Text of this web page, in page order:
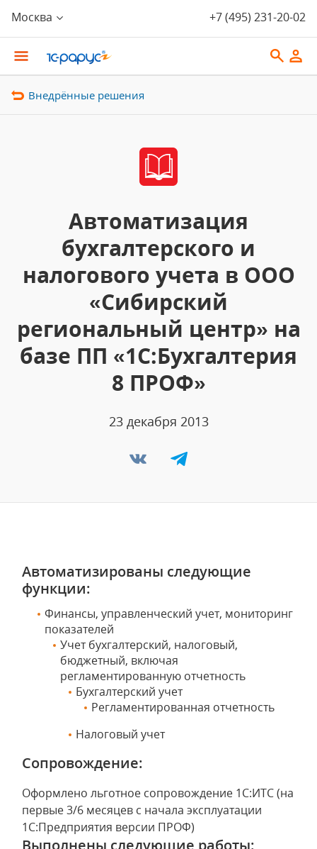
Москва +7 (495) 231-20-02
Внедрённые решения
Автоматизация
бухгалтерского и
налогового учета в ООО
«Сибирский
региональный центр» на
базе ПП «1C:Бухгалтерия
8 ПРОФ»
23 декабря 2013
Автоматизированы следующие
функции:
Финансы, управленческий учет, мониторинг
показателей
Учет бухгалтерский, налоговый,
бюджетный, включая
регламентированную отчетность
Бухгалтерский учет
Регламентированная отчетность
Налоговый учет
Сопровождение:
Оформлено льготное сопровождение 1С:ИТС (на
первые 3/6 месяцев с начала эксплуатации
1С:Предприятия версии ПРОФ)
Выполнены следующие работы: